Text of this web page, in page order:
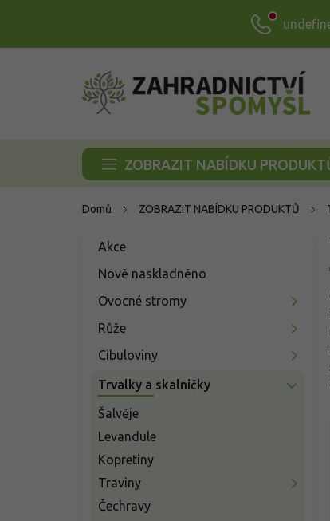
ZOBRAZIT NABÍDKU
Domů ZOBRAZIT NABÍDKU PRODUKTŮ
Přeskočit
Akce
Nově naskladněno
Ovocné stromy
Růže
Cibuloviny
Trvalky a skalničky
Šalvěje
Levandule
Kopretiny
Traviny
Čechravy